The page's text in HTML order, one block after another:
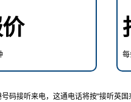
码接听来电，这通电话将按"接听英